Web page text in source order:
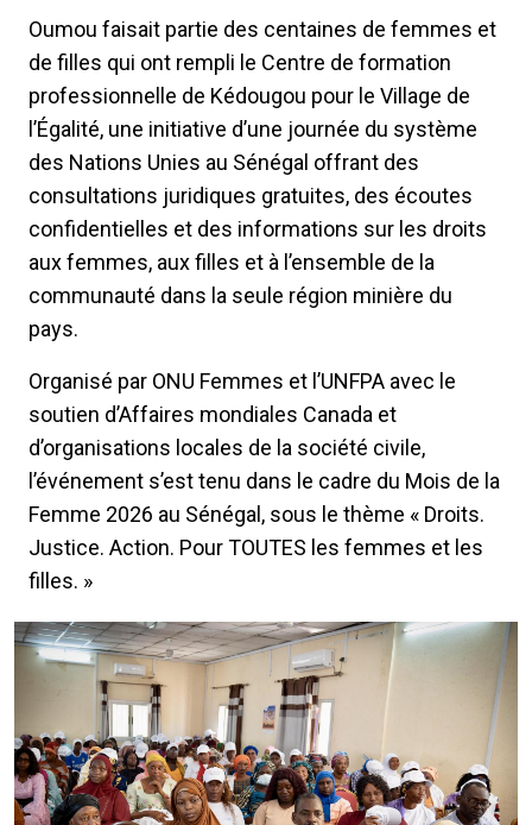
Oumou faisait partie des centaines de femmes et
de filles qui ont rempli le Centre de formation
professionnelle de Kédougou pour le Village de
l’Égalité, une initiative d’une journée du système
des Nations Unies au Sénégal offrant des
consultations juridiques gratuites, des écoutes
confidentielles et des informations sur les droits
aux femmes, aux filles et à l’ensemble de la
communauté dans la seule région minière du
pays.
Organisé par ONU Femmes et l’UNFPA avec le
soutien d’Affaires mondiales Canada et
d’organisations locales de la société civile,
l’événement s’est tenu dans le cadre du Mois de la
Femme 2026 au Sénégal, sous le thème « Droits.
Justice. Action. Pour TOUTES les femmes et les
filles. »